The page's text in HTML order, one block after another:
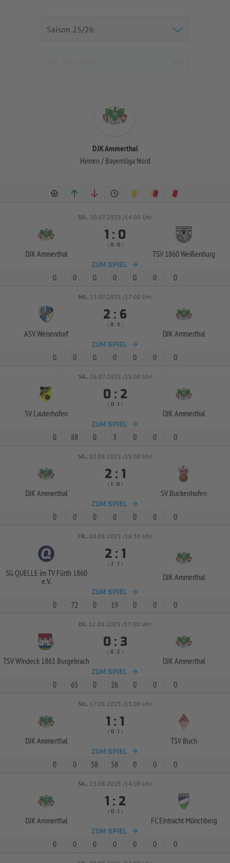
DJK Ammerthal
Herren / Bayernliga Nord
SO.. 20.07.2025 /14:00 Uhr
DJK Ammerthal
 : 
( :  )
TSV 1860 Weißenburg
ZUM SPIEL
0 0 0 0 0 0 0
MI.. 23.07.2025 /17:00 Uhr
ASV Weisendorf
 : 
( :  )
DJK Ammerthal
ZUM SPIEL
0 0 0 0 0 0 0
SA.. 26.07.2025 /15:00 Uhr
SV Lauterhofen
 : 
( :  )
DJK Ammerthal
ZUM SPIEL
0 88 0 3 0 0 0
SA.. 02.08.2025 /15:00 Uhr
DJK Ammerthal
 : 
(  :  )
SV Buckenhofen
ZUM SPIEL
0 0 0 0 0 0 0
FR.. 08.08.2025 /16:30 Uhr
SG QUELLE im TV Fürth 1860
e.V.
 : 
(  :  )
DJK Ammerthal
ZUM SPIEL
0 72 0 19 0 0 0
DI.. 12.08.2025 /17:00 Uhr
TSV Windeck 1861 Burgebrach
 : 
( :  )
DJK Ammerthal
ZUM SPIEL
0 65 0 26 0 0 0
SO.. 17.08.2025 /13:00 Uhr
DJK Ammerthal
 : 
( :  )
TSV Buch
ZUM SPIEL
0 0 58 58 0 0 0
SA.. 23.08.2025 /14:00 Uhr
DJK Ammerthal
 : 
( :  )
FC Eintracht Münchberg
ZUM SPIEL
0 0 0 0 0 0 0